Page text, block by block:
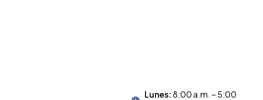
Lunes:8:00 a.m. – 5:00